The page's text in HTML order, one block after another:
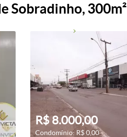
Sobradinho, 300m²
R$ 8.000,00
Condomínio: R$ 0,00